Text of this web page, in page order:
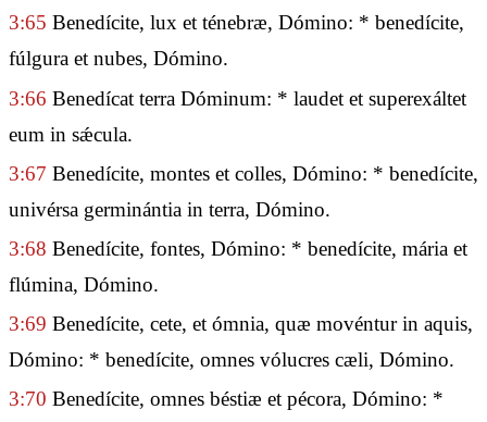
3:65 Benedícite, lux et ténebræ, Dómino: * benedícite,
fúlgura et nubes, Dómino.
3:66 Benedícat terra Dóminum: * laudet et superexáltet
eum in sǽcula.
3:67 Benedícite, montes et colles, Dómino: * benedícite,
univérsa germinántia in terra, Dómino.
3:68 Benedícite, fontes, Dómino: * benedícite, mária et
flúmina, Dómino.
3:69 Benedícite, cete, et ómnia, quæ movéntur in aquis,
Dómino: * benedícite, omnes vólucres cæli, Dómino.
3:70 Benedícite, omnes béstiæ et pécora, Dómino: *